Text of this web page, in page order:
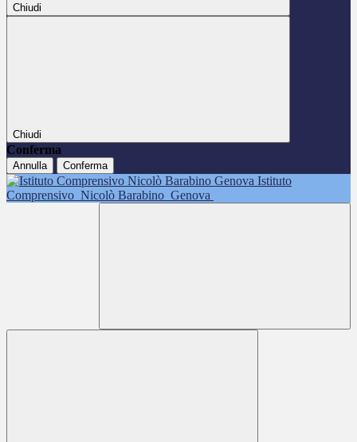
Chiudi
Chiudi
Conferma
Annulla Conferma
Istituto
Comprensivo Nicolò Barabino Genova